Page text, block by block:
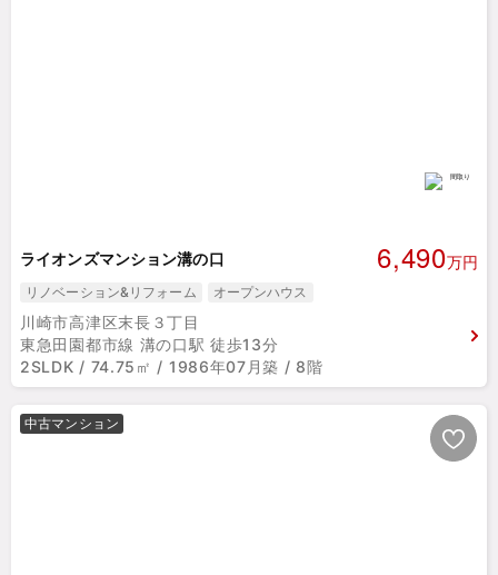
ライオンズマンション溝の口 6,490万円
リノベーション&リフォーム オープンハウス
川崎市高津区末長３丁目
東急田園都市線 溝の口駅 徒歩13分
2SLDK / 74.75㎡ / 1986年07月築 / 8階
中古マンション